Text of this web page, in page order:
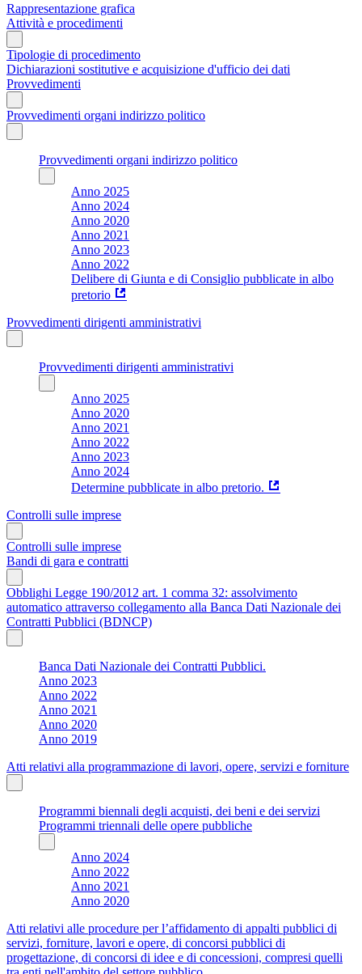
Rappresentazione grafica
Attività e procedimenti
Tipologie di procedimento
Dichiarazioni sostitutive e acquisizione d'ufficio dei dati
Provvedimenti
Provvedimenti organi indirizzo politico
Provvedimenti organi indirizzo politico
Anno 2025
Anno 2024
Anno 2020
Anno 2021
Anno 2023
Anno 2022
Delibere di Giunta e di Consiglio pubblicate in albo
pretorio
Provvedimenti dirigenti amministrativi
Provvedimenti dirigenti amministrativi
Anno 2025
Anno 2020
Anno 2021
Anno 2022
Anno 2023
Anno 2024
Determine pubblicate in albo pretorio.
Controlli sulle imprese
Controlli sulle imprese
Bandi di gara e contratti
Obblighi Legge 190/2012 art. 1 comma 32: assolvimento
automatico attraverso collegamento alla Banca Dati Nazionale dei
Contratti Pubblici (BDNCP)
Banca Dati Nazionale dei Contratti Pubblici.
Anno 2023
Anno 2022
Anno 2021
Anno 2020
Anno 2019
Atti relativi alla programmazione di lavori, opere, servizi e forniture
Programmi biennali degli acquisti, dei beni e dei servizi
Programmi triennali delle opere pubbliche
Anno 2024
Anno 2022
Anno 2021
Anno 2020
Atti relativi alle procedure per l’affidamento di appalti pubblici di
servizi, forniture, lavori e opere, di concorsi pubblici di
progettazione, di concorsi di idee e di concessioni, compresi quelli